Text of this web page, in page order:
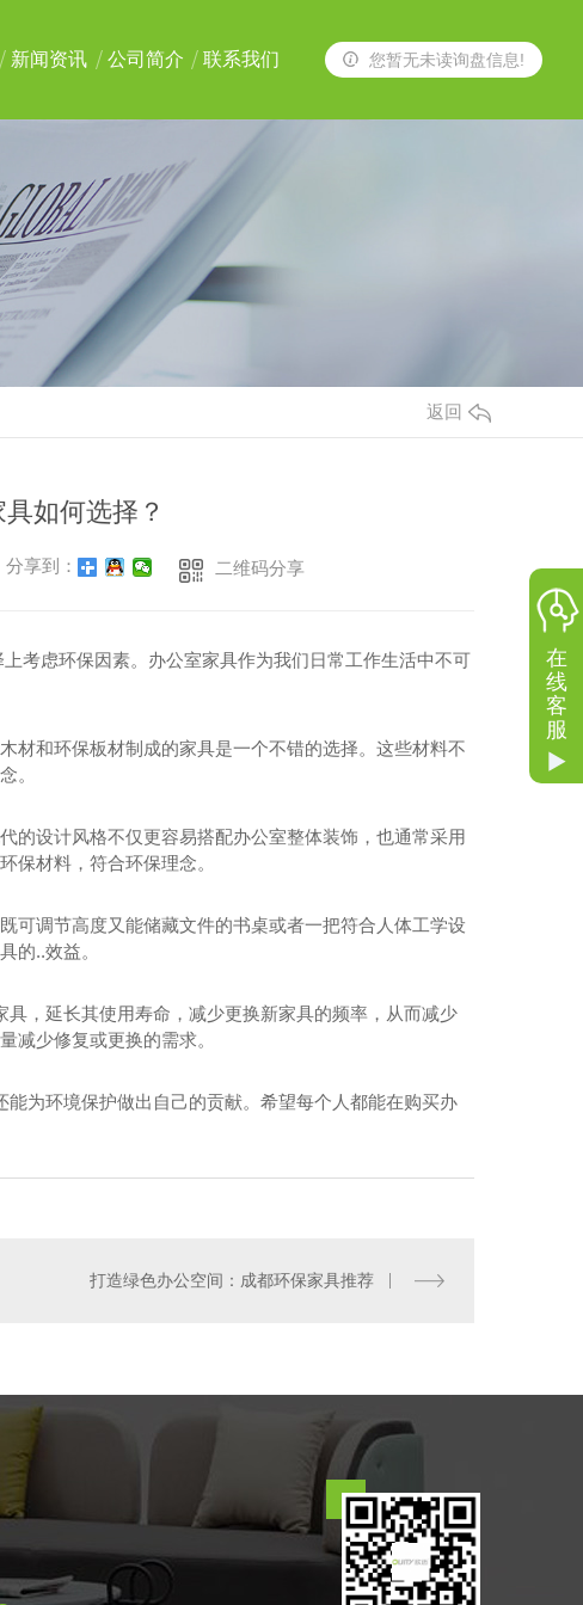
您暂无未读询盘信息!
新闻资讯 公司简介 联系我们
返回
如何选择？
分享到： 二维码分享
考虑环保因素。办公室家具作为我们日常工作生活中不可
材和环保板材制成的家具是一个不错的选择。这些材料不
。
的设计风格不仅更容易搭配办公室整体装饰，也通常采用
保材料，符合环保理念。
可调节高度又能储藏文件的书桌或者一把符合人体工学设
的..效益。
，延长其使用寿命，减少更换新家具的频率，从而减少
减少修复或更换的需求。
为环境保护做出自己的贡献。希望每个人都能在购买办
打造绿色办公空间：成都环保家具推荐
在
线
客
服